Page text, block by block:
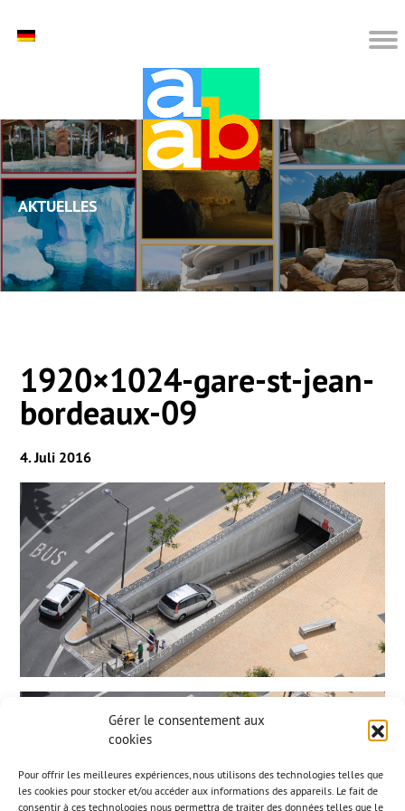
Gérer le consentement aux
cookies
Pour offrir les meilleures expériences, nous utilisons des technologies telles que
les cookies pour stocker et/ou accéder aux informations des appareils. Le fait de
consentir à ces technologies nous permettra de traiter des données telles que le
Aktuelles
1920×1024-gare-st-jean-
bordeaux-09
4. Juli 2016